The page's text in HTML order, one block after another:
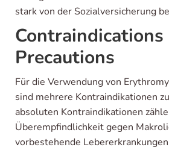
stark von der Sozialversicherung
Contraindications
Precautions
Für die Verwendung von
sind mehrere Kontraindikationen
absoluten Kontraindikationen
Überempfindlichkeit gegen
vorbestehende